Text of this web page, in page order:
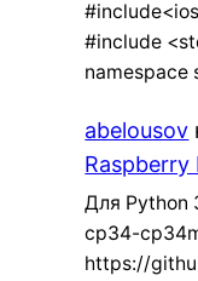
#include
namespace
abelousov
Raspberry
Для Python
cp34-
https://